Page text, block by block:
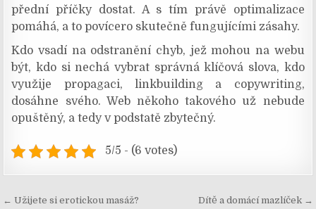
přední příčky dostat. A s tím právě optimalizace
pomáhá, a to povícero skutečně fungujícími zásahy.
Kdo vsadí na odstranění chyb, jež mohou na webu
být, kdo si nechá vybrat správná klíčová slova, kdo
využije propagaci, linkbuilding a copywriting,
dosáhne svého. Web někoho takového už nebude
opuštěný, a tedy v podstatě zbytečný.
5/5 - (6 votes)
Navigace Dítě a domácí mazlíček →
← Užijete si erotickou masáž?